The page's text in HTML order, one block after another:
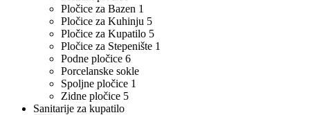
Pločice za Bazen 1
Pločice za Kuhinju 5
Pločice za Kupatilo 5
Pločice za Stepenište 1
Podne pločice 6
Porcelanske sokle
Spoljne pločice 1
Zidne pločice 5
Sanitarije za kupatilo